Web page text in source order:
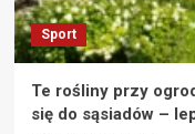
Sport
Te rośliny przy
się do sąsiadów –